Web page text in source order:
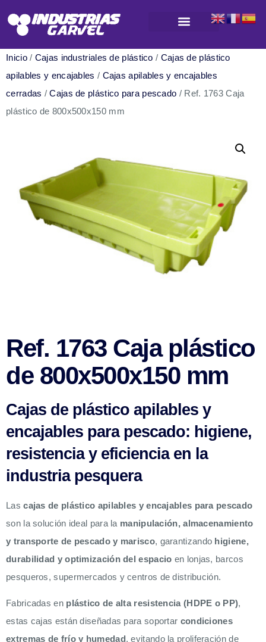
Inicio/ Cajas industriales de plástico / Cajas de plástico
apilables y encajables / Cajas apilables y encajables
cerradas /Cajas de plástico para pescado / Ref. 1763 Caja
plástico de 800x500x150 mm
Ref. 1763 Caja plástico
de 800x500x150 mm
Cajas de plástico apilables y
encajables para pescado: higiene,
resistencia y eficiencia en la
industria pesquera
Lascajas de plástico apilables y encajables para pescado
son la solución ideal para la manipulación, almacenamiento
y transporte de pescado y marisco, garantizando higiene,
durabilidad y optimización del espacio en lonjas, barcos
pesqueros, supermercados y centros de distribución.
Fabricadas en plástico de alta resistencia (HDPE o PP),
estas cajas están diseñadas para soportar condiciones
extremas de frío y humedad, evitando la proliferación de